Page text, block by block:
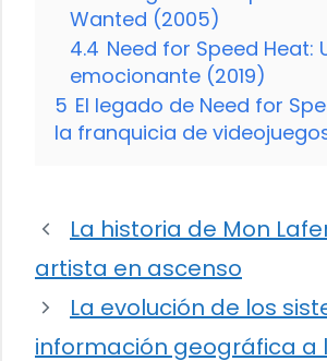
Wanted (2005)
4.4 Need for Speed Heat:
emocionante (2019)
5 El legado de Need for
la franquicia de
La historia de Mon
artista en ascenso
La evolución de los
información geográfica a